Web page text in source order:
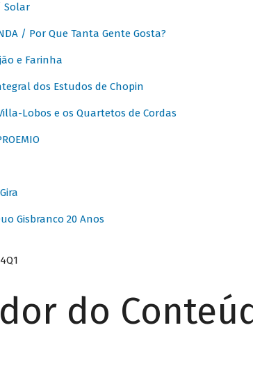
Solar
/ Por Que Tanta Gente Gosta?
e Farinha
dos Estudos de Chopin
Villa-Lobos e os Quartetos de Cordas
Gisbranco 20 Anos
do